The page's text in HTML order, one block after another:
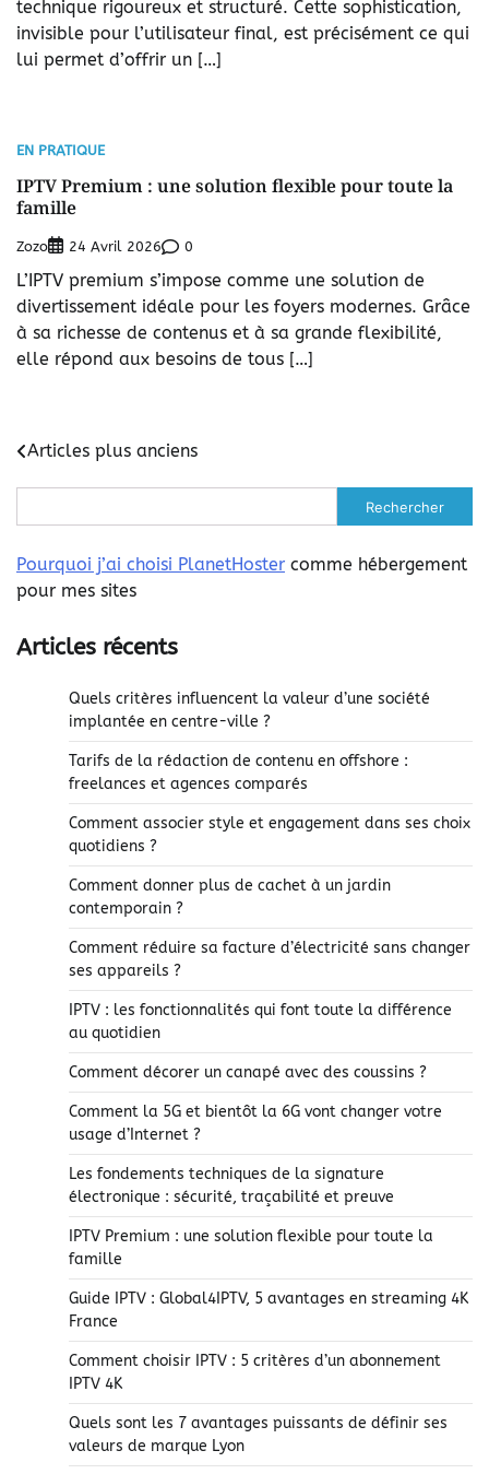
technique rigoureux et structuré. Cette sophistication,
invisible pour l’utilisateur final, est précisément ce qui
lui permet d’offrir un […]
EN PRATIQUE
IPTV Premium : une solution flexible pour toute la
famille
Zozo 24 Avril 2026 0
L’IPTV premium s’impose comme une solution de
divertissement idéale pour les foyers modernes. Grâce
à sa richesse de contenus et à sa grande flexibilité,
elle répond aux besoins de tous […]
Navigation
des
articles
Articles plus anciens
Rechercher
Pourquoi j’ai choisi PlanetHoster comme hébergement
pour mes sites
Articles récents
Quels critères influencent la valeur d’une société
implantée en centre-ville ?
Tarifs de la rédaction de contenu en offshore :
freelances et agences comparés
Comment associer style et engagement dans ses choix
quotidiens ?
Comment donner plus de cachet à un jardin
contemporain ?
Comment réduire sa facture d’électricité sans changer
ses appareils ?
IPTV : les fonctionnalités qui font toute la différence
au quotidien
Comment décorer un canapé avec des coussins ?
Comment la 5G et bientôt la 6G vont changer votre
usage d’Internet ?
Les fondements techniques de la signature
électronique : sécurité, traçabilité et preuve
IPTV Premium : une solution flexible pour toute la
famille
Guide IPTV : Global4IPTV, 5 avantages en streaming 4K
France
Comment choisir IPTV : 5 critères d’un abonnement
IPTV 4K
Quels sont les 7 avantages puissants de définir ses
valeurs de marque Lyon